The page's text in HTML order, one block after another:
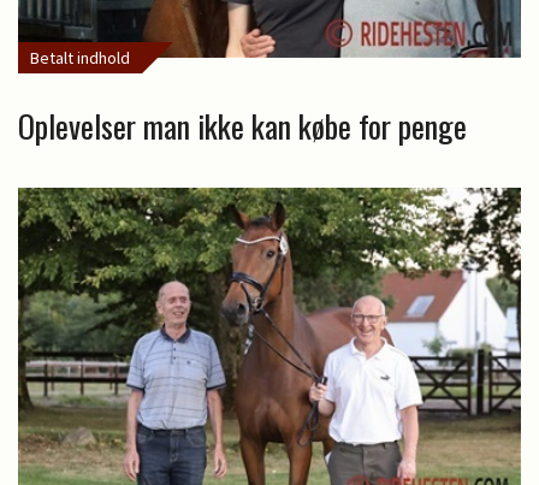
Betalt indhold
Oplevelser man ikke kan købe for penge